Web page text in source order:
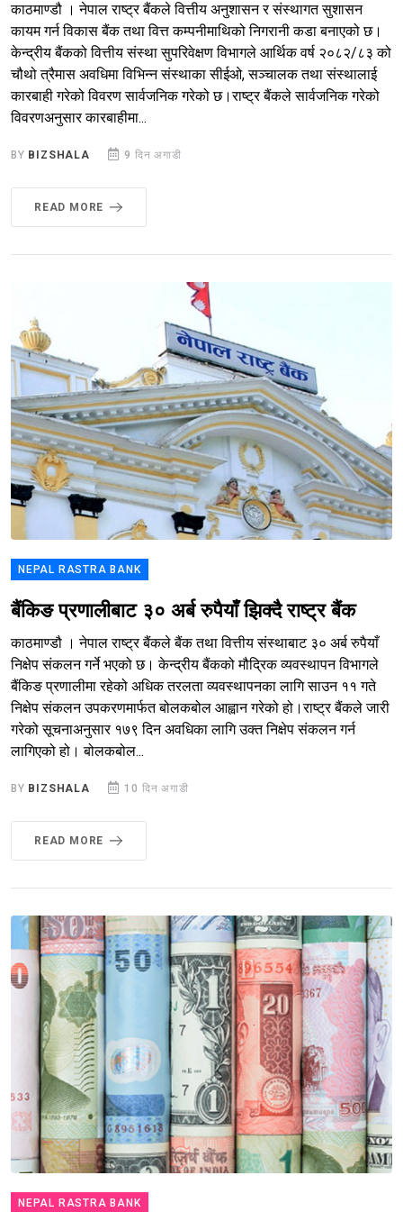
काठमाण्डौ । नेपाल राष्ट्र बैंकले वित्तीय अनुशासन र संस्थागत सुशासन
कायम गर्न विकास बैंक तथा वित्त कम्पनीमाथिको निगरानी कडा बनाएको छ।
केन्द्रीय बैंकको वित्तीय संस्था सुपरिवेक्षण विभागले आर्थिक वर्ष २०८२/८३ को
चौथो त्रैमास अवधिमा विभिन्न संस्थाका सीईओ, सञ्चालक तथा संस्थालाई
कारबाही गरेको विवरण सार्वजनिक गरेको छ।राष्ट्र बैंकले सार्वजनिक गरेको
विवरणअनुसार कारबाहीमा...
BY BIZSHALA 9 दिन अगाडी
READ MORE
NEPAL RASTRA BANK
बैंकिङ प्रणालीबाट ३० अर्ब रुपैयाँ झिक्दै राष्ट्र बैंक
काठमाण्डौ । नेपाल राष्ट्र बैंकले बैंक तथा वित्तीय संस्थाबाट ३० अर्ब रुपैयाँ
निक्षेप संकलन गर्ने भएको छ। केन्द्रीय बैंकको मौद्रिक व्यवस्थापन विभागले
बैंकिङ प्रणालीमा रहेको अधिक तरलता व्यवस्थापनका लागि साउन ११ गते
निक्षेप संकलन उपकरणमार्फत बोलकबोल आह्वान गरेको हो।राष्ट्र बैंकले जारी
गरेको सूचनाअनुसार १७९ दिन अवधिका लागि उक्त निक्षेप संकलन गर्न
लागिएको हो। बोलकबोल...
BY BIZSHALA 10 दिन अगाडी
READ MORE
NEPAL RASTRA BANK